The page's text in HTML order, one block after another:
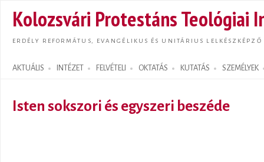
Kolozsvári Protestáns Teológiai
ERDÉLY REFORMÁTUS, EVANGÉLIKUS ÉS UNITÁRIUS LELKÉSZKÉPZŐ
AKTUÁLIS INTÉZET FELVÉTELI OKTATÁS KUTATÁS SZEMÉLYEK
Search form
Isten sokszori és egyszeri beszéde